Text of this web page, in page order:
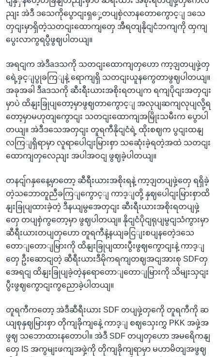
ညျး အဲဒီ ဒသေကိုပွောငျးရှှေ့တပျစှဲလာနတောကွောင့ျ ဒသေ
တှငျးမှာရှိတဲ့သတငျးထောကျတှေ အီရတျနိုငျငံဘကျကို ထှကျ
ပွေးလာကွရပွီဖွဈပါတယျ။
အရငျက အဲဒီaဒသကို သတငျးထောကျတှဟော ကာ့ဒျတပျဖှဲ့တှ
ရေဲ့ခှင့ျပွုခကြျနဲ့ ရောကျရှိ သတငျးယူနကွေတာဖွဈပါတယျ။
အခုအခါ ဒီaဒသကို ဆီးရီးယားအစိုးရတပျက ရကျပိုငျးအတှငျး
မှာပဲ ထိနျးခြုပျတော့မှာဖွဈတာကွောင့ျ အလုပျဆကျလုပျလို့ရ
တော့မှာမဟုတျကွောငျး သတငျးထောကျအမြိုးသမီးက ပွောပါ
တယျ။ အဲဒီဒသေအတှငျး တူရကီနိုငျငံရဲ့ ထိုးစဈက ပွငျးထနျ
လကြျရှိရာမှာ လူရာပေါငျးမြားစှာ သဆေုံးခဲ့ရတဲ့အထဲ သတငျး
ထောကျတှလေညျး အပါအဝငျ ဖွဈခဲ့ပါတယျ။
တနငျ်ဂနှနေေ့မှာတော့ ဆီရီးယားအစိုးရနဲ့ ကာ့ဒျတပျဖှဲ့တှေ ရရှိခဲ့
တဲ့သဘောတူညီခကြျကွောင့ျ ကာဒ့ျတို့ နှဈပေါငျးမြားစှာထိ
နျးခြုပျထားခဲ့တဲ့ ဒီနယျမွအေတှငျး ဆီးရီးယားအစိုးရတပျဖှဲ့
တှေ တပျစှဲကွတော့မှာ ဖွဈပါတယျ။ နိုငျငံပိုငျရုပျမွငျသံကွားမှာ
ဆီရီးယားတပျတှဟော တူရကီနဲ့နယျခငြျးစပျနတေဲ့ဒသေ
တောျတောျမြားကို ထိနျးခြုပျထားပွီးဖွဈကွောငျးနဲ့ ကာဒ့ျ
တှေ ဦးဆောငျတဲ့ ဆီရီးယားဒီမိုကရကျတဈအငျအားစု SDFတှ
အေရငျ ထိနျးခြုပျခဲ့တဲ့နရောတောျတောျမြားကို သိမျးသှငျး
ပွီးဖွဈကွောငျးကွညောခဲ့ပါတယျ။
တူရကီကတော့ အဲဒီဆီရီးယား SDF တပျဖှဲ့တှကေို တူရကီကို ဆ
ယျစုနှဈမြားစှာ တိုကျခိုကျနေဲ့ ကာဒ့ျ စဈသှေးကွှ PKK အဖှဲ့အ
ဖွဈ သဘောထားနတောပါ။ အဲဒီ SDF တပျတှဟော အမရေိကနျ
တှေ IS အကွမျးဖကျအဖှဲ့ကို တိုကျခိုကျရာမှာ မဟာမိတျအဖွဈ